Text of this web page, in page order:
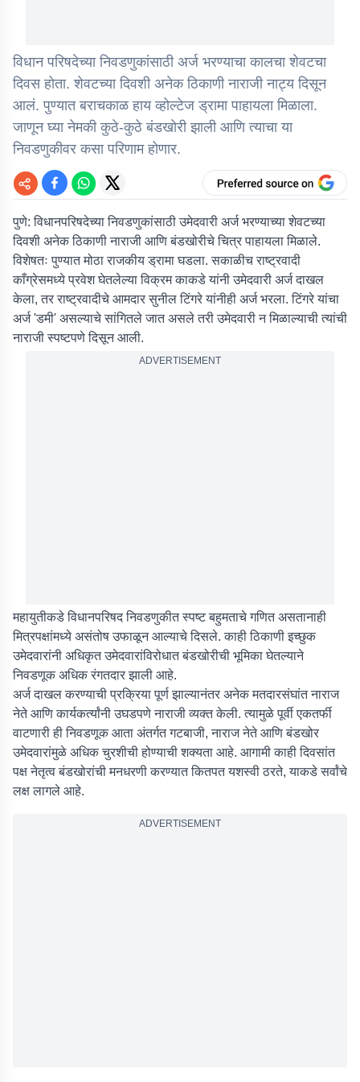
विधान परिषदेच्या निवडणुकांसाठी अर्ज भरण्याचा कालचा शेवटचा
दिवस होता. शेवटच्या दिवशी अनेक ठिकाणी नाराजी नाट्य दिसून
आलं. पुण्यात बराचकाळ हाय व्होल्टेज ड्रामा पाहायला मिळाला.
जाणून घ्या नेमकी कुठे-कुठे बंडखोरी झाली आणि त्याचा या
निवडणुकीवर कसा परिणाम होणार.
पुणे: विधानपरिषदेच्या निवडणुकांसाठी उमेदवारी अर्ज भरण्याच्या शेवटच्या
दिवशी अनेक ठिकाणी नाराजी आणि बंडखोरीचे चित्र पाहायला मिळाले.
विशेषतः पुण्यात मोठा राजकीय ड्रामा घडला. सकाळीच राष्ट्रवादी
काँग्रेसमध्ये प्रवेश घेतलेल्या विक्रम काकडे यांनी उमेदवारी अर्ज दाखल
केला, तर राष्ट्रवादीचे आमदार सुनील टिंगरे यांनीही अर्ज भरला. टिंगरे यांचा
अर्ज 'डमी' असल्याचे सांगितले जात असले तरी उमेदवारी न मिळाल्याची त्यांची
नाराजी स्पष्टपणे दिसून आली.
ADVERTISEMENT
महायुतीकडे विधानपरिषद निवडणुकीत स्पष्ट बहुमताचे गणित असतानाही
मित्रपक्षांमध्ये असंतोष उफाळून आल्याचे दिसले. काही ठिकाणी इच्छुक
उमेदवारांनी अधिकृत उमेदवारांविरोधात बंडखोरीची भूमिका घेतल्याने
निवडणूक अधिक रंगतदार झाली आहे.
अर्ज दाखल करण्याची प्रक्रिया पूर्ण झाल्यानंतर अनेक मतदारसंघांत नाराज
नेते आणि कार्यकर्त्यांनी उघडपणे नाराजी व्यक्त केली. त्यामुळे पूर्वी एकतर्फी
वाटणारी ही निवडणूक आता अंतर्गत गटबाजी, नाराज नेते आणि बंडखोर
उमेदवारांमुळे अधिक चुरशीची होण्याची शक्यता आहे. आगामी काही दिवसांत
पक्ष नेतृत्व बंडखोरांची मनधरणी करण्यात कितपत यशस्वी ठरते, याकडे सर्वांचे
लक्ष लागले आहे.
ADVERTISEMENT